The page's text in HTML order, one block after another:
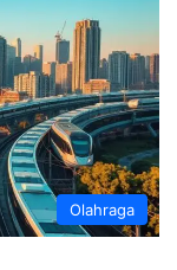
Olahraga